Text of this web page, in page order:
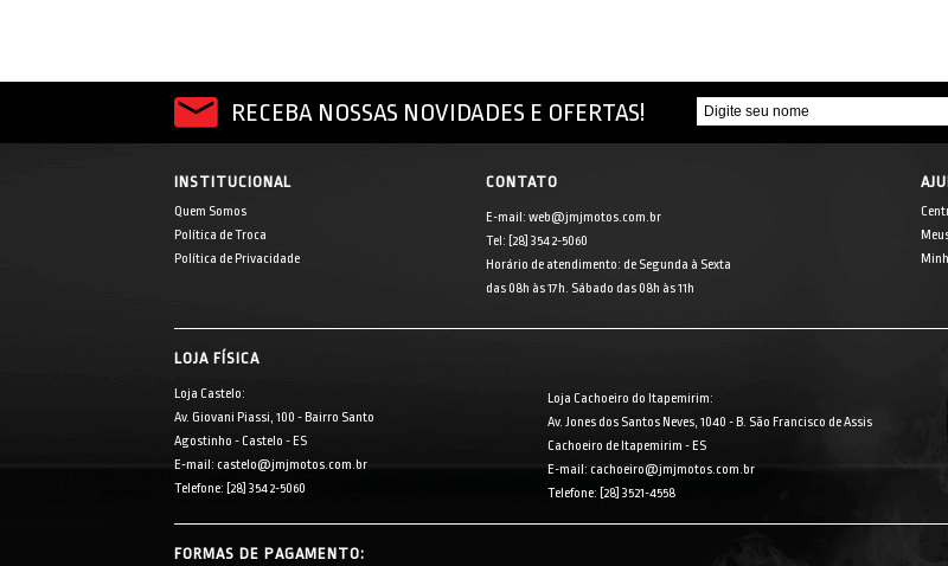
RECEBA NOSSAS NOVIDADES E OFERTAS!
INSTITUCIONAL
Quem Somos
Política de Troca
Política de Privacidade
CONTATO
E-mail: web@jmjmotos.com.br
Tel: [28] 3542-5060
Horário de atendimento: de Segunda à Sexta
das 08h às 17h. Sábado das 08h às 11h
LOJA FÍSICA
Loja Castelo:
Av. Giovani Piassi, 100 - Bairro Santo
Agostinho - Castelo - ES
E-mail: castelo@jmjmotos.com.br
Telefone: [28] 3542-5060
Loja Cachoeiro do Itapemirim:
Av. Jones dos Santos Neves, 1040 - B. São Francisco de Assis
Cachoeiro de Itapemirim - ES
E-mail: cachoeiro@jmjmotos.com.br
Telefone: [28] 3521-4558
FORMAS DE PAGAMENTO: